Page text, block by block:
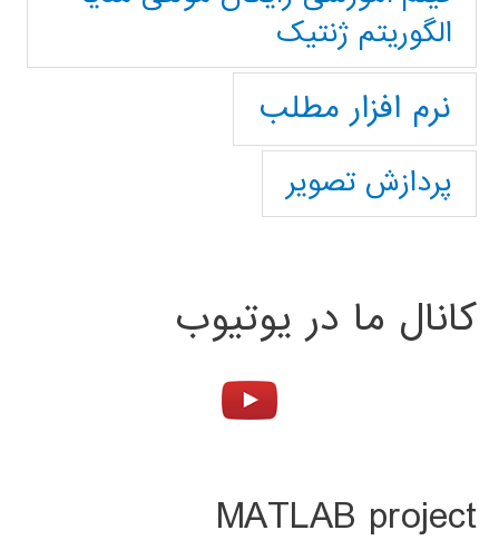
الگوریتم ژنتیک
نرم افزار مطلب
پردازش تصویر
کانال ما در یوتیوب
MATLAB project